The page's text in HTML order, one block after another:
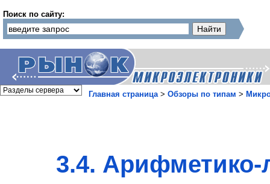
Поиск по сайту:
Главная страница> Обзоры по типам >
3.4. Арифметико-